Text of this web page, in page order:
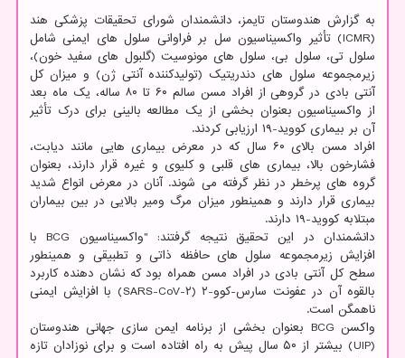
به گزارش هندوستان تایمز، دانشمندان شورای تحقیقات پزشکی هند
(ICMR) تأثیر واکسیناسیون سل بر فراوانی سلول های ایمنی شامل
سلول تی، سلول بی، سلول های مونوسیت (گلبول های سفید خون)،
زیرمجموعه سلول های دندریتیک (تولیدکننده آنتی ژن) و میزان کل
آنتی بادی در گروهی از افراد مسن سالم ۶۰ تا ۸۰ ساله، یک ماه بعد
از واکسیناسیون بعنوان بخشی از یک مطالعه بالینی برای درک تأثیر
آن بر بیماری کووید-۱۹ ارزیابی کردند.
افراد مسن بالای ۶۰ سال که در معرض بیماری هایی مانند دیابت،
فشارخون بالا، بیماری های قلبی و کلیوی و غیره قرار دارند، بعنوان
گروه های پرخطر در نظر گرفته می شوند. آنان در معرض انواع شدید
بیماری قرار دارند و همینطور میزان مرگ ومیر بالایی در بین بیماران
مبتلابه کووید-۱۹ دارند.
دانشمندان در این تحقیق نتیجه گرفتند: "واکسیناسیون BCG با
افزایش زیرمجموعه سلول های حافظه ذاتی و تطبیقی و همینطور
سطح کل آنتی بادی در افراد مسن همراه بود که نشان دهنده کاربرد
بالقوه آن در عفونت سارس-کوو-۲ (SARS-CoV-۲) با افزایش ایمنی
ناهمگن است.
واکسن BCG بعنوان بخشی از برنامه ایمن سازی جهانی هندوستان
(UIP) بیشتر از ۵۰ سال پیش به راه افتاده است و برای نوزادان تازه